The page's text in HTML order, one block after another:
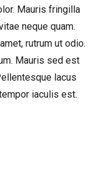
Mauris fringilla
neque quam.
rutrum ut odio.
Mauris sed est
lacus
iaculis est.